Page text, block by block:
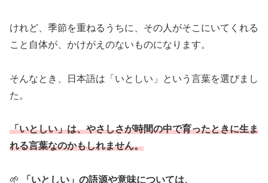
けれど、季節を重ねるうちに、その人がそこにいてくれる
こと自体が、かけがえのないものになります。
そんなとき、日本語は「いとしい」という言葉を選びまし
た。
「いとしい」は、やさしさが時間の中で育ったときに生ま
れる言葉なのかもしれません。
🌱
「いとしい」の語源や意味については、